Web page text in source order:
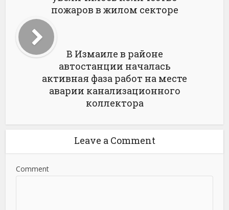
пожаров в жилом секторе
В Измаиле в районе
автостанции началась
активная фаза работ на месте
аварии канализационного
коллектора
Leave a Comment
Comment